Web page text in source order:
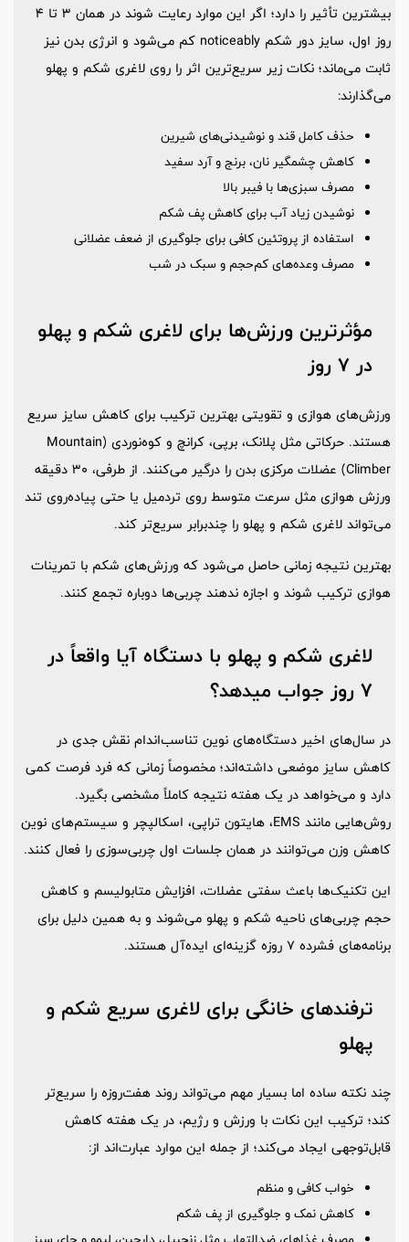
بیشترین تأثیر را دارد؛ اگر این موارد رعایت شوند در همان 3 تا 4
روز اول، سایز دور شکم noticeably کم می‌شود و انرژی بدن نیز
ثابت می‌ماند؛ نکات زیر سریع‌ترین اثر را روی لاغری شکم و پهلو
می‌گذارند:
حذف کامل قند و نوشیدنی‌های شیرین
کاهش چشمگیر نان، برنج و آرد سفید
مصرف سبزی‌ها با فیبر بالا
نوشیدن زیاد آب برای کاهش پف شکم
استفاده از پروتئین کافی برای جلوگیری از ضعف عضلانی
مصرف وعده‌های کم‌حجم و سبک در شب
مؤثرترین ورزش‌ها برای لاغری شکم و پهلو
در 7 روز
ورزش‌های هوازی و تقویتی بهترین ترکیب برای کاهش سایز سریع
هستند. حرکاتی مثل پلانک، برپی، کرانچ و کوه‌نوردی (Mountain
Climber) عضلات مرکزی بدن را درگیر می‌کنند. از طرفی، 30 دقیقه
ورزش هوازی مثل سرعت متوسط روی تردمیل یا حتی پیاده‌روی تند
می‌تواند لاغری شکم و پهلو را چندبرابر سریع‌تر کند.
بهترین نتیجه زمانی حاصل می‌شود که ورزش‌های شکم با تمرینات
هوازی ترکیب شوند و اجازه ندهند چربی‌ها دوباره تجمع کنند.
لاغری شکم و پهلو با دستگاه آیا واقعاً در
7 روز جواب میدهد؟
در سال‌های اخیر دستگاه‌های نوین تناسب‌اندام نقش جدی در
کاهش سایز موضعی داشته‌اند؛ مخصوصاً زمانی که فرد فرصت کمی
دارد و می‌خواهد در یک هفته نتیجه کاملاً مشخصی بگیرد.
روش‌هایی مانند EMS،‌ هایتون تراپی، اسکالپچر و سیستم‌های نوین
کاهش وزن می‌توانند در همان جلسات اول چربی‌سوزی را فعال کنند.
این تکنیک‌ها باعث سفتی عضلات، افزایش متابولیسم و کاهش
حجم چربی‌های ناحیه شکم و پهلو می‌شوند و به همین دلیل برای
برنامه‌های فشرده 7 روزه گزینه‌ای ایده‌آل هستند.
ترفندهای خانگی برای لاغری سریع شکم و
پهلو
چند نکته ساده اما بسیار مهم می‌تواند روند هفت‌روزه را سریع‌تر
کند؛ ترکیب این نکات با ورزش و رژیم، در یک هفته کاهش
قابل‌توجهی ایجاد می‌کند؛ از جمله این موارد عبارت‌اند از:
خواب کافی و منظم
کاهش نمک و جلوگیری از پف شکم